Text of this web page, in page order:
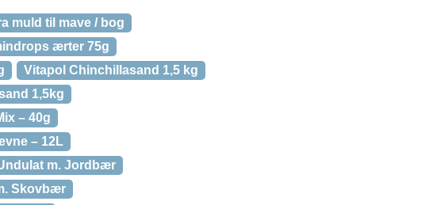
muld til mave / bog
ærter 75g
Vitapol Chinchillasand 1,5 kg
1,5kg
– 40g
– 12L
m. Jordbær
Skovbær